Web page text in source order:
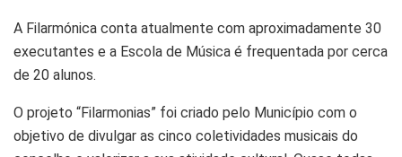
A Filarmónica conta atualmente com aproximadamente 30
executantes e a Escola de Música é frequentada por cerca
de 20 alunos.
O projeto “Filarmonias” foi criado pelo Município com o
objetivo de divulgar as cinco coletividades musicais do